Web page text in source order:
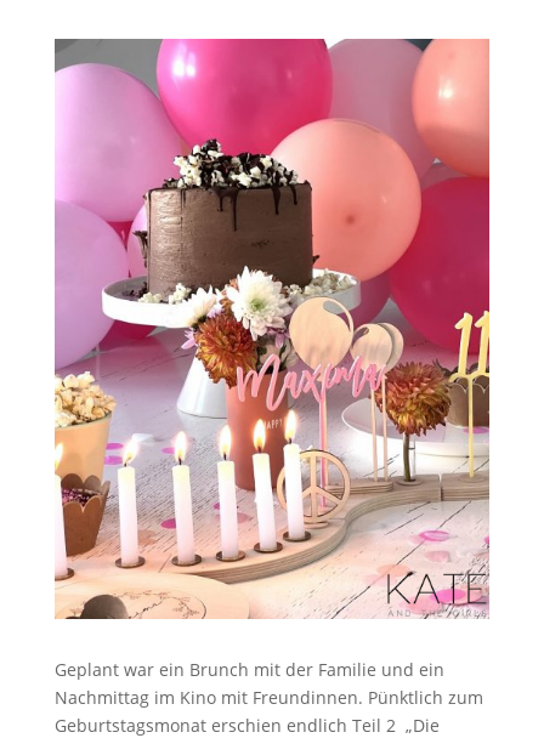
Geplant war ein Brunch mit der Familie und ein
Nachmittag im Kino mit Freundinnen. Pünktlich zum
Geburtstagsmonat erschien endlich Teil 2 „Die